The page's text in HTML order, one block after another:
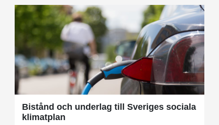
Bistånd och underlag till Sveriges sociala
klimatplan